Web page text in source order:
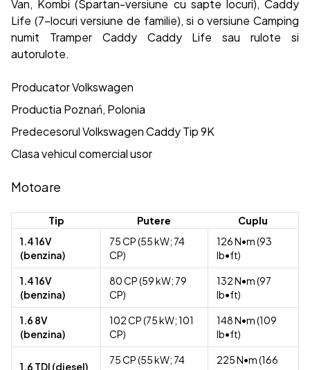
Van, Kombi (Spartan-versiune cu sapte locuri), Caddy
Life (7-locuri versiune de familie), si o versiune Camping
numit Tramper Caddy Caddy Life sau rulote si
autorulote.
Producator Volkswagen
Productia Poznań, Polonia
Predecesorul Volkswagen Caddy Tip 9K
Clasa vehicul comercial usor
Motoare
Tip Putere
Cuplu
1.4 16V
(benzina)
75 CP (55 kW; 74
CP)
126 N•m (93
lb•ft)
1.4 16V
(benzina)
80 CP (59 kW; 79
CP)
132 N•m (97
lb•ft)
1.6 8V
(benzina)
102 CP (75 kW; 101
CP)
148 N•m (109
lb•ft)
1.6 TDI (diesel)
75 CP (55 kW; 74
225 N•m (166